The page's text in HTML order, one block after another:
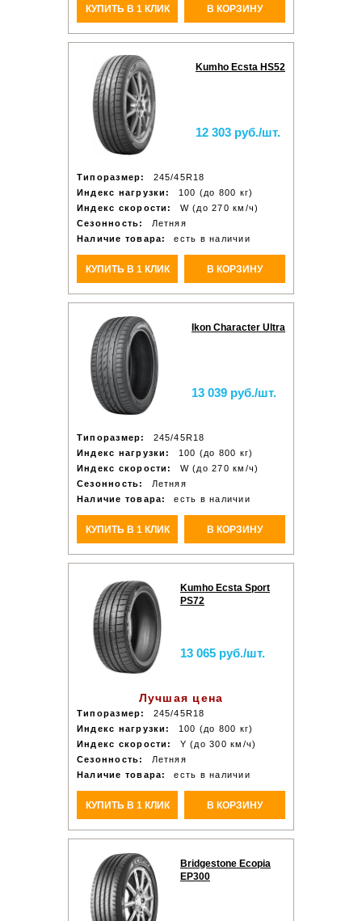
КУПИТЬ В 1 КЛИК В КОРЗИНУ
Kumho Ecsta HS52
12 303 руб./шт.
Типоразмер:
245/45R18
Индекс нагрузки:
100 (до 800 кг)
Индекс скорости:
W (до 270 км/ч)
Сезонность:
Летняя
Наличие товара:
есть в наличии
КУПИТЬ В 1 КЛИК В КОРЗИНУ
Ikon Character Ultra
13 039 руб./шт.
Типоразмер:
245/45R18
Индекс нагрузки:
100 (до 800 кг)
Индекс скорости:
W (до 270 км/ч)
Сезонность:
Летняя
Наличие товара:
есть в наличии
КУПИТЬ В 1 КЛИК В КОРЗИНУ
Kumho Ecsta Sport
PS72
13 065 руб./шт.
Лучшая цена
Типоразмер:
245/45R18
Индекс нагрузки:
100 (до 800 кг)
Индекс скорости:
Y (до 300 км/ч)
Сезонность:
Летняя
Наличие товара:
есть в наличии
КУПИТЬ В 1 КЛИК В КОРЗИНУ
Bridgestone Ecopia
EP300